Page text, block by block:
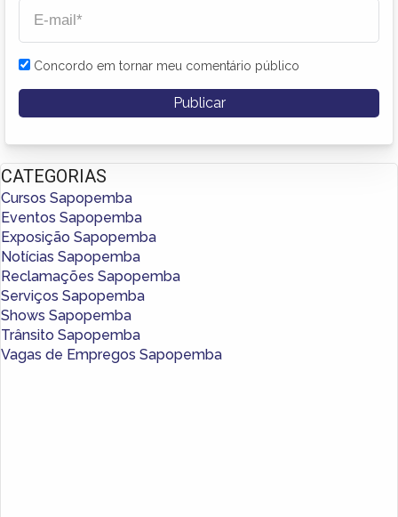
Concordo em tornar meu comentário público
CATEGORIAS
Cursos Sapopemba
Eventos Sapopemba
Exposição Sapopemba
Notícias Sapopemba
Reclamações Sapopemba
Serviços Sapopemba
Shows Sapopemba
Trânsito Sapopemba
Vagas de Empregos Sapopemba